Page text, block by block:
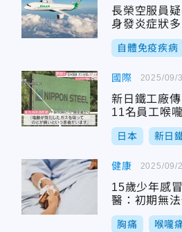
長榮空服員
身發炎症狀
自體免疫疾病
國際
新日鐵工廠
11名員工喉
日本 新日
2025/09/
健康
15歲少年感
醫：初期無法
胸痛 喉嚨
2025/09/